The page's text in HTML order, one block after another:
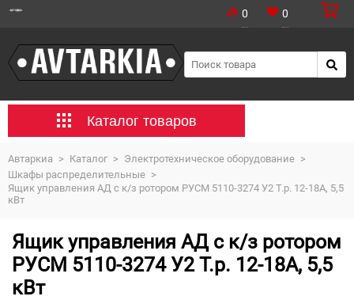
0 0
Каталог товаров
Автаркиа > Каталог > Электротехническое оборудование >
Шкафы распределительные >
Ящик управления АД с к/з ротором РУСМ 5110-3274 У2 Т.р. 12-18А, 5,5
кВт
Ящик управления АД с к/з ротором
РУСМ 5110-3274 У2 Т.р. 12-18А, 5,5
кВт